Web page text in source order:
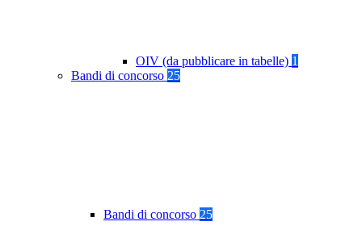
OIV (da pubblicare in tabelle) 1
Bandi di concorso 25
Bandi di concorso 25